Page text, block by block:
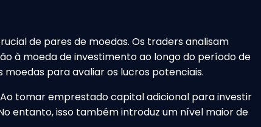
de pares de moedas. Os traders analisam
à moeda de investimento ao longo do período de
para avaliar os lucros potenciais.
tomar emprestado capital adicional para investir
entanto, isso também introduz um nível maior de